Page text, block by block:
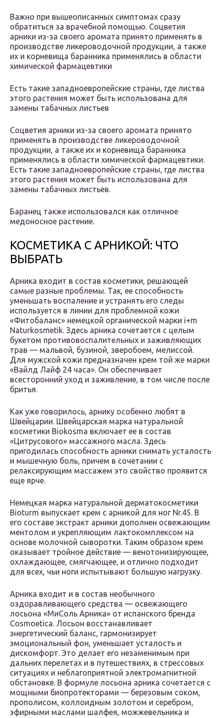
Важно при вышеописанных симптомах сразу
обратиться за врачебной помощью. Соцветия
арники из-за своего аромата принято применять в
производстве ликероводочной продукции, а также
их и корневища баранника применялись в области
химической фармацевтики
Есть такие западноевропейские страны, где листва
этого растения может быть использована для
замены табачных листьев
Соцветия арники из-за своего аромата принято
применять в производстве ликероводочной
продукции, а также их и корневища баранника
применялись в области химической фармацевтики.
Есть такие западноевропейские страны, где листва
этого растения может быть использована для
замены табачных листьев.
Баранец также использовался как отличное
медоносное растение.
КОСМЕТИКА С АРНИКОЙ: ЧТО
ВЫБРАТЬ
Арника входит в состав косметики, решающей
самые разные проблемы. Так, ее способность
уменьшать воспаление и устранять его следы
используется в линии для проблемной кожи
«Фитобаланс» немецкой органической марки i+m
Naturkosmetik. Здесь арника сочетается с целым
букетом противовоспалительных и заживляющих
трав — мальвой, бузиной, зверобоем, мелиссой.
Для мужской кожи предназначен крем той же марки
«Вайлд Лайф 24 часа». Он обеспечивает
всесторонний уход и заживление, в том числе после
бритья.
Как уже говорилось, арнику особенно любят в
Швейцарии. Швейцарская марка натуральной
косметики Biokosma включает ее в состав
«Цитрусового» массажного масла. Здесь
пригодилась способность арники снимать усталость
и мышечную боль, причем в сочетании с
релаксирующим массажем это свойство проявится
еще ярче.
Немецкая марка натуральной дерматокосметики
Bioturm выпускает крем с арникой для ног Nr.45. В
его составе экстракт арники дополнен освежающим
ментолом и укрепляющим лактокомплексом на
основе молочной сыворотки. Таким образом крем
оказывает тройное действие — венотонизирующее,
охлаждающее, смягчающее, и отлично подходит
для всех, чьи ноги испытывают большую нагрузку.
Арника входит и в состав необычного
оздоравливающего средства — освежающего
лосьона «МиСоль Арника» от испанского бренда
Cosmoetica. Лосьон восстанавливает
энергетический баланс, гармонизирует
эмоциональный фон, уменьшает усталость и
дискомфорт. Это делает его незаменимым при
дальних перелетах и в путешествиях, в стрессовых
ситуациях и неблагоприятной электромагнитной
обстановке. В формуле лосьона арника сочетается с
мощными биопротекторами — березовым соком,
прополисом, коллоидным золотом и серебром,
эфирными маслами шалфея, можжевельника и